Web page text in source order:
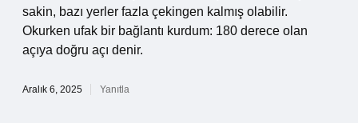
sakin, bazı yerler fazla çekingen kalmış olabilir.
Okurken ufak bir bağlantı kurdum: 180 derece olan
açıya doğru açı denir.
Aralık 6, 2025 Yanıtla